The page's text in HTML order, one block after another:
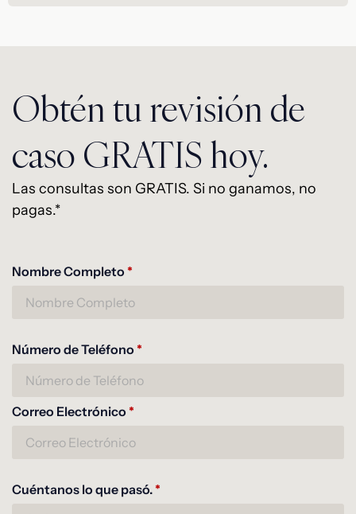
Obtén tu revisión de
caso GRATIS hoy.
Las consultas son GRATIS. Si no ganamos, no
pagas.*
Nombre Completo *
Número de Teléfono *
Correo Electrónico *
Cuéntanos lo que pasó. *
Alternative: